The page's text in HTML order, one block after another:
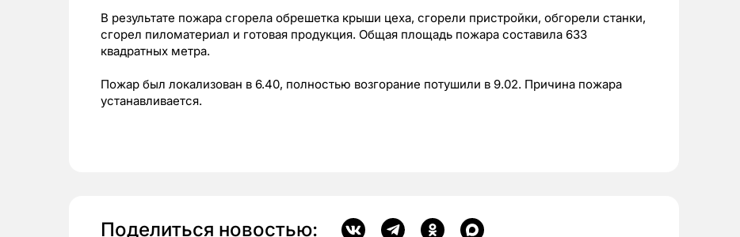
В результате пожара сгорела обрешетка крыши цеха, сгорели пристройки, обгорели станки,
сгорел пиломатериал и готовая продукция. Общая площадь пожара составила 633
квадратных метра.
Пожар был локализован в 6.40, полностью возгорание потушили в 9.02. Причина пожара
устанавливается.
Поделиться новостью: